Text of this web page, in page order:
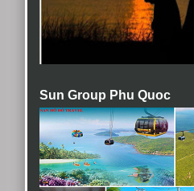
Sun Group Phu Quoc